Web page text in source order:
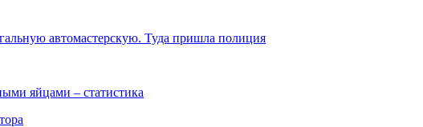
автомастерскую. Туда пришла полиция
яйцами – статистика